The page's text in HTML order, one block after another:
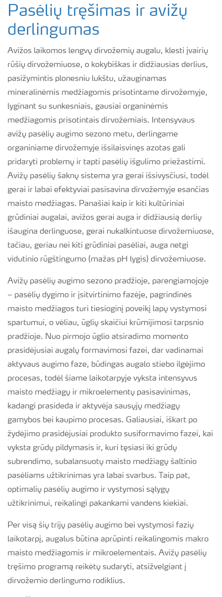
Pasėlių tręšimas ir avižų
derlingumas
Avižos laikomos lengvų dirvožemių augalu, klesti įvairių
rūšių dirvožemiuose, o kokybiškas ir didžiausias derlius,
pasižymintis plonesniu lukštu, užauginamas
mineralinėmis medžiagomis prisotintame dirvožemyje,
lyginant su sunkesniais, gausiai organinėmis
medžiagomis prisotintais dirvožemiais. Intensyvaus
avižų pasėlių augimo sezono metu, derlingame
organiniame dirvožemyje išsilaisvinęs azotas gali
pridaryti problemų ir tapti pasėlių išgulimo priežastimi.
Avižų pasėlių šaknų sistema yra gerai išsivysčiusi, todėl
gerai ir labai efektyviai pasisavina dirvožemyje esančias
maisto medžiagas. Panašiai kaip ir kiti kultūriniai
grūdiniai augalai, avižos gerai auga ir didžiausią derlių
išaugina derlinguose, gerai nukalkintuose dirvožemiuose,
tačiau, geriau nei kiti grūdiniai pasėliai, auga netgi
vidutinio rūgštingumo (mažas pH lygis) dirvožemiuose.
Avižų pasėlių augimo sezono pradžioje, parengiamojoje
– pasėlių dygimo ir įsitvirtinimo fazėje, pagrindinės
maisto medžiagos turi tiesioginį poveikį lapų vystymosi
spartumui, o vėliau, ūglių skaičiui krūmijimosi tarpsnio
pradžioje. Nuo pirmojo ūglio atsiradimo momento
prasidėjusiai augalų formavimosi fazei, dar vadinamai
aktyvaus augimo faze, būdingas augalo stiebo ilgėjimo
procesas, todėl šiame laikotarpyje vyksta intensyvus
maisto medžiagų ir mikroelementų pasisavinimas,
kadangi prasideda ir aktyvėja sausųjų medžiagų
gamybos bei kaupimo procesas. Galiausiai, iškart po
žydėjimo prasidėjusiai produkto susiformavimo fazei, kai
vyksta grūdų pildymasis ir, kuri tęsiasi iki grūdų
subrendimo, subalansuotų maisto medžiagų šaltinio
pasėliams užtikrinimas yra labai svarbus. Taip pat,
optimalių pasėlių augimo ir vystymosi sąlygų
užtikrinimui, reikalingi pakankami vandens kiekiai.
Per visą šių trijų pasėlių augimo bei vystymosi fazių
laikotarpį, augalus būtina aprūpinti reikalingomis makro
maisto medžiagomis ir mikroelementais. Avižų pasėlių
tręšimo programą reikėtų sudaryti, atsižvelgiant į
dirvožemio derlingumo rodiklius.